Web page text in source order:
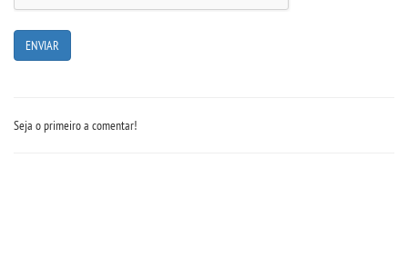
UNIESP
IMPRENSA
Seja o primeiro a comentar!